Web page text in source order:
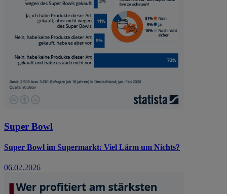
Super Bowl
Super Bowl im Supermarkt: Viel Lärm um Nichts?
06.02.2026